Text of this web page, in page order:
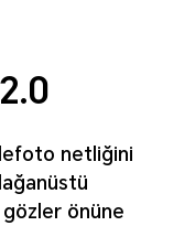
netliğini
gözler önüne